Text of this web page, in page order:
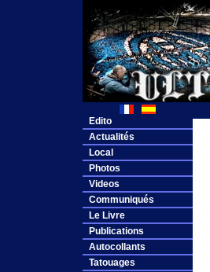
Edito
Actualités
Local
Photos
Videos
Communiqués
Le Livre
Publications
Autocollants
Tatouages